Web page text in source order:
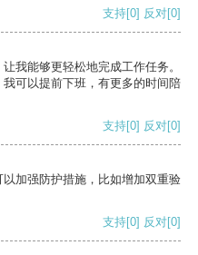
支持[0] 反对[0]
我能够更轻松地完成工作任务。
可以提前下班，有更多的时间陪
支持[0] 反对[0]
加强防护措施，比如增加双重验
支持[0] 反对[0]